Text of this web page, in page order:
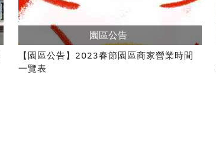
園區公告
【園區公告】2023春節園區商家營業時間
一覽表